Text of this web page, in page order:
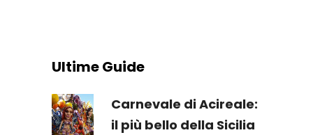
Ultime Guide
Carnevale di Acireale:
il più bello della Sicilia